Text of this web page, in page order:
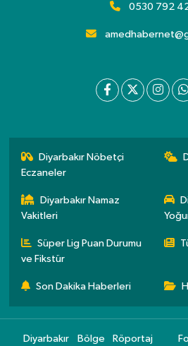
0530 792
Diyarbakır Nöbetçi
Eczaneler
Diyarbakır Namaz
Vakitleri
Süper Lig Puan Durumu
ve Fikstür
Son Dakika Haberleri
Diyarbakır Bölge Röportaj